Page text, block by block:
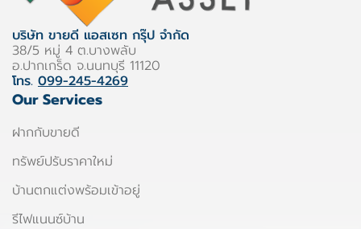
บริษัท ขายดี แอสเซท กรุ๊ป จำกัด
38/5 หมู่ 4 ต.บางพลับ
อ.ปากเกร็ด จ.นนทบุรี 11120
โทร. 099-245-4269
Our Services
ฝากกับขายดี
ทรัพย์ปรับราคาใหม่
บ้านตกแต่งพร้อมเข้าอยู่
รีไฟแนนซ์บ้าน